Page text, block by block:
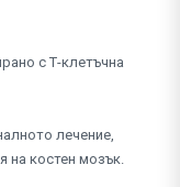
с Т-клетъчна
лечение,
на костен мозък.